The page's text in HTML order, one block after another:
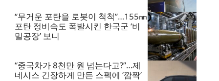
“무거운 포탄을 로봇이 척척”…155㎜
포탄 정비속도 폭발시킨 한국군 ‘비
밀공장’ 보니
“중국차가 8천만 원 넘는다고?”…제
네시스 긴장하게 만든 스펙에 ‘깜짝’